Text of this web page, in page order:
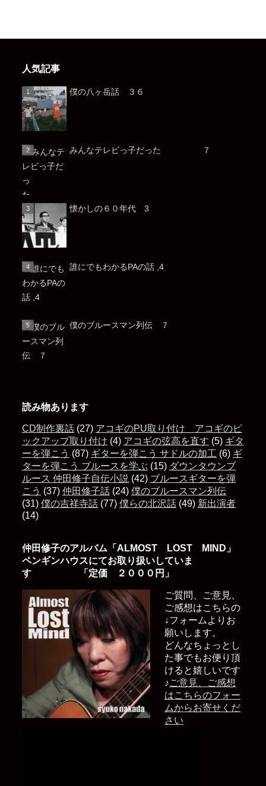
人気記事
僕の八ヶ岳話 ３６
みんなテレビっ子だった ７
懐かしの６０年代 3
誰にでもわかるPAの話 ,4
僕のブルースマン列伝 ７
読み物あります
CD制作裏話(27) アコギのPU取り付け アコギのピ
ックアップ取り付け (4) アコギの弦高を直す (5) ギタ
ーを弾こう (87) ギターを弾こう サドルの加工 (6) ギ
ターを弾こう ブルースを学ぶ (15) ダウンタウンブ
ルース 仲田修子自伝小説 (42) ブルースギターを弾
こう (37) 仲田修子話(24) 僕のブルースマン列伝
(31) 僕の吉祥寺話(77) 僕らの北沢話(49) 新出演者
(14)
仲田修子のアルバム「ALMOST LOST MIND」
ペンギンハウスにてお取り扱いしていま
す 「定価 ２０００円」
ご質問、ご意見、
ご感想はこちらの
↓フォームよりお
願いします。
どんなちょっとし
た事でもお便り頂
けると嬉しいです
♪ご意見、ご感想
はこちらのフォー
ムからお寄せくだ
さい